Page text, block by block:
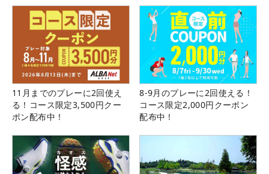
11月までのプレーに2回使え
る！コース限定3,500円クー
ポン配布中！
8-9月のプレーに2回使える！
コース限定2,000円クーポン
配布中！